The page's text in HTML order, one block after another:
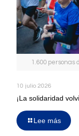
1.600 personas
10 julio 2026
¡La solidaridad
Lee más